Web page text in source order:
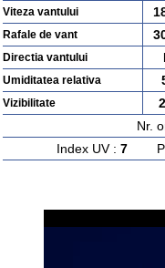
Viteza vantului
Rafale de vant
Directia vantului
Umiditatea relativa
Vizibilitate
Nr.
Index UV : 7